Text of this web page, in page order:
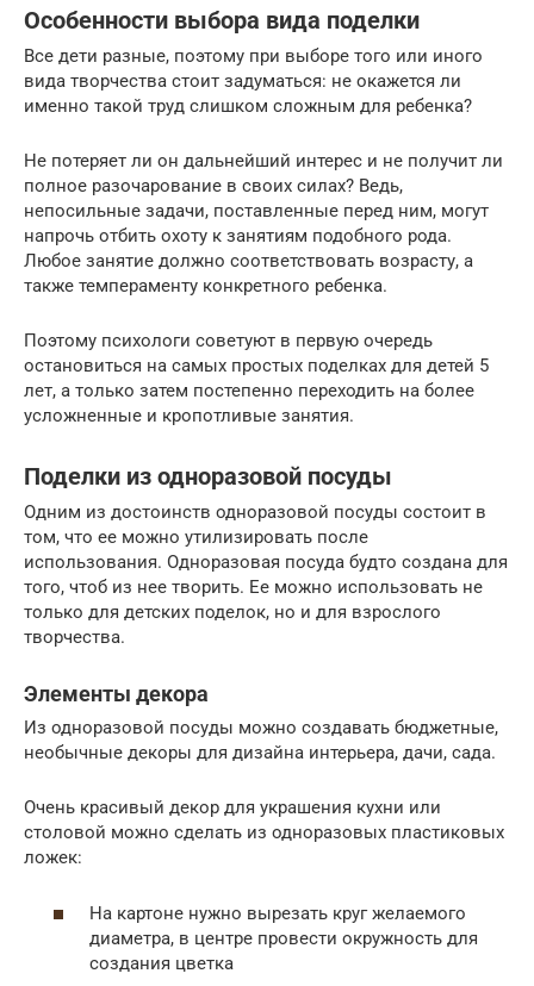
Особенности выбора вида поделки
Все дети разные, поэтому при выборе того или иного
вида творчества стоит задуматься: не окажется ли
именно такой труд слишком сложным для ребенка?
Не потеряет ли он дальнейший интерес и не получит ли
полное разочарование в своих силах? Ведь,
непосильные задачи, поставленные перед ним, могут
напрочь отбить охоту к занятиям подобного рода.
Любое занятие должно соответствовать возрасту, а
также темпераменту конкретного ребенка.
Поэтому психологи советуют в первую очередь
остановиться на самых простых поделках для детей 5
лет, а только затем постепенно переходить на более
усложненные и кропотливые занятия.
Поделки из одноразовой посуды
Одним из достоинств одноразовой посуды состоит в
том, что ее можно утилизировать после
использования. Одноразовая посуда будто создана для
того, чтоб из нее творить. Ее можно использовать не
только для детских поделок, но и для взрослого
творчества.
Элементы декора
Из одноразовой посуды можно создавать бюджетные,
необычные декоры для дизайна интерьера, дачи, сада.
Очень красивый декор для украшения кухни или
столовой можно сделать из одноразовых пластиковых
ложек:
На картоне нужно вырезать круг желаемого
диаметра, в центре провести окружность для
создания цветка